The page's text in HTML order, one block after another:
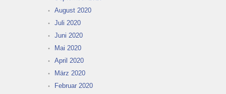
August 2020
Juli 2020
Juni 2020
Mai 2020
April 2020
März 2020
Februar 2020